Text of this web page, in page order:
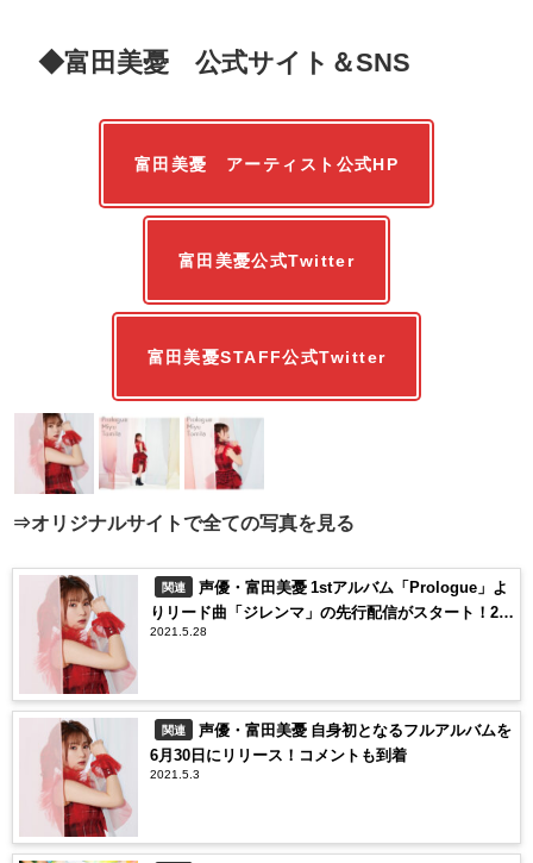
◆富田美憂 公式サイト＆SNS
富田美憂 アーティスト公式HP
富田美憂公式Twitter
富田美憂STAFF公式Twitter
⇒オリジナルサイトで全ての写真を見る
関連
声優・富田美憂 1stアルバム「Prologue」よ
りリード曲「ジレンマ」の先行配信がスタート！28
日18時より当楽曲のMVがプレミア公開！
2021.5.28
関連
声優・富田美憂 自身初となるフルアルバムを
6月30日にリリース！コメントも到着
2021.5.3